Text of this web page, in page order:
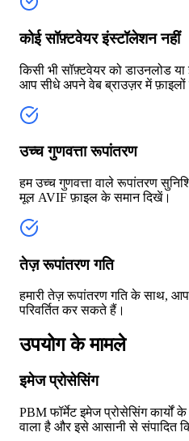
कोई सॉफ़्टवेयर इंस्टॉलेशन नहीं
किसी भी सॉफ़्टवेयर को डाउनलोड
आप सीधे अपने वेब ब्राउज़र में फ़ाइलों
उच्च गुणवत्ता रूपांतरण
हम उच्च गुणवत्ता वाले रूपांतरण
मूल AVIF फ़ाइल के समान दिखें।
तेज़ रूपांतरण गति
हमारी तेज़ रूपांतरण गति के साथ,
परिवर्तित कर सकते हैं।
उपयोग के मामले
इमेज प्रोसेसिंग
PBM फॉर्मेट इमेज प्रोसेसिंग कार्यों
वाला है और इसे आसानी से संपादित